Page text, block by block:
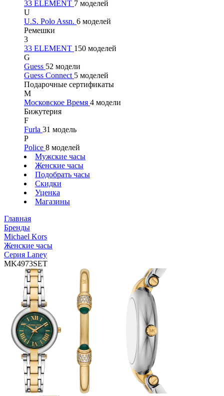
33 ELEMENT 7 моделей
U
U.S. Polo Assn. 6 моделей
Ремешки
3
33 ELEMENT 150 моделей
G
Guess 52 модели
Guess Connect 5 моделей
Подарочные сертификаты
М
Московское Время 4 модели
Бижутерия
F
Furla 31 модель
P
Police 8 моделей
Мужские часы
Женские часы
Подобрать часы
Скидки
Уценка
Магазины
Главная
Бренды
Michael Kors
Женские часы
Серия Laney
MK4973SET